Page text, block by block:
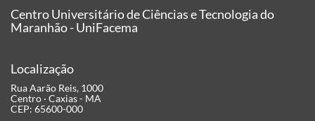
Centro Universitário de Ciências e Tecnologia do
Maranhão - UniFacema
Localização
Rua Aarão Reis, 1000
Centro · Caxias - MA
CEP: 65600-000